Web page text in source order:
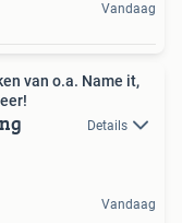
Vandaag
van o.a. Name it,
Details
Vandaag